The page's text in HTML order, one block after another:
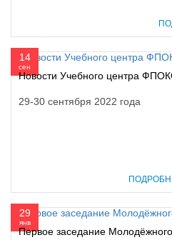
14
сен
Новости Учебного центра
29-30 сентября 2022 года
29
янв
Первое заседание